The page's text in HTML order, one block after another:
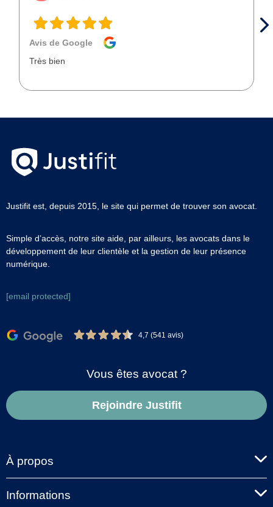
Avis de Google
Très bien
Justifit est, depuis 2015, le site qui permet de trouver son avocat.
Simple d’accès, notre site aide, par ailleurs, les avocats dans le
développement de leur clientèle et la gestion de leur présence
numérique.
[email protected]
4,7 (541 avis)
Vous êtes avocat ?
Rejoindre Justifit
À propos
Informations